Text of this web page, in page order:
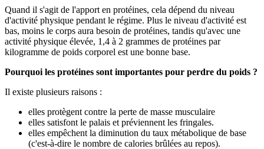
Quand il s'agit de l'apport en protéines, cela dépend du niveau
d'activité physique pendant le régime. Plus le niveau d'activité est
bas, moins le corps aura besoin de protéines, tandis qu'avec une
activité physique élevée, 1,4 à 2 grammes de protéines par
kilogramme de poids corporel est une bonne base.
Pourquoi les protéines sont importantes pour perdre du poids ?
Il existe plusieurs raisons :
elles protègent contre la perte de masse musculaire
elles satisfont le palais et préviennent les fringales.
elles empêchent la diminution du taux métabolique de base
(c'est-à-dire le nombre de calories brûlées au repos).